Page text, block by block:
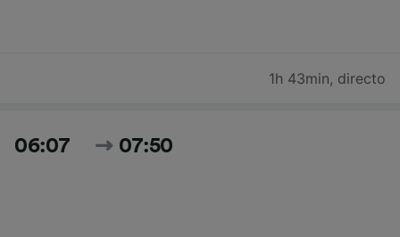
1h 43min, directo
06:07 07:50